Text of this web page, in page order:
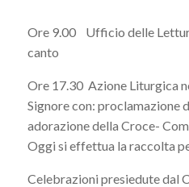
Ore 9.00 Ufficio delle
canto
Ore 17.30 Azione Liturgica
Signore con: proclamazione
adorazione della Croce-
Oggi si effettua la raccolta
Celebrazioni presiedute dal